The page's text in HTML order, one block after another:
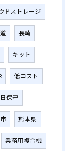
ドストレージ
長崎
キット
低コスト
保守
熊本県
業務用複合機